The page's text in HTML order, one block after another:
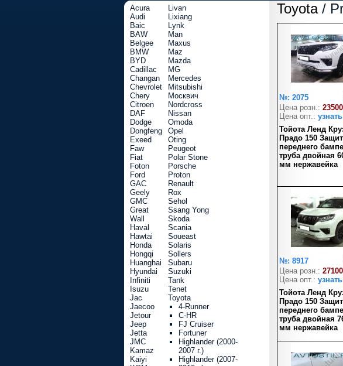
Toyota/
№: 2075
Цена розн.:
Цена опт.:
Тойота Ленд
Прадо 150
переднего
труба двойная
мм нержавейка
№: 8917
Цена розн.:
Цена опт.:
Тойота Ленд
Прадо 150
переднего
труба двойная
мм нержавейка
Acura
Audi
Baic
BAW
Belgee
BMW
BYD
Cadillac
Changan
Chevrolet
Chery
Citroen
DAF
Dodge
Dongfeng
Exeed
Faw
Fiat
Foton
Ford
GAC
Geely
GMC
Great
Wall
Haval
Hawtai
Honda
Hongqi
Huanghai
Hyundai
Infiniti
Isuzu
Jac
Jaecoo
Jetour
Jeep
Jetta
JMC
Kamaz
Kaiyi
Livan
Lixiang
Lynk
Man
Maxus
Maz
Mazda
MG
Mercedes
Mitsubishi
Москвич
Nordcross
Nissan
Omoda
Opel
Oting
Peugeot
Polar Stone
Porsche
Proton
Renault
Rox
Sehol
Ssang Yong
Skoda
Scania
Soueast
Solaris
Sollers
Subaru
Suzuki
Tank
Tenet
Toyota
4-Runner
C-HR
FJ Cruiser
Fortuner
Highlander (2000-
2007 г.)
Highlander (2007-